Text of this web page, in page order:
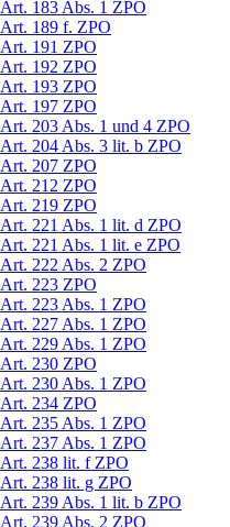
Art. 183 Abs. 1 ZPO
Art. 189 f. ZPO
Art. 191 ZPO
Art. 192 ZPO
Art. 193 ZPO
Art. 197 ZPO
Art. 203 Abs. 1 und 4 ZPO
Art. 204 Abs. 3 lit. b ZPO
Art. 207 ZPO
Art. 212 ZPO
Art. 219 ZPO
Art. 221 Abs. 1 lit. d ZPO
Art. 221 Abs. 1 lit. e ZPO
Art. 222 Abs. 2 ZPO
Art. 223 ZPO
Art. 223 Abs. 1 ZPO
Art. 227 Abs. 1 ZPO
Art. 229 Abs. 1 ZPO
Art. 230 ZPO
Art. 230 Abs. 1 ZPO
Art. 234 ZPO
Art. 235 Abs. 1 ZPO
Art. 237 Abs. 1 ZPO
Art. 238 lit. f ZPO
Art. 238 lit. g ZPO
Art. 239 Abs. 1 lit. b ZPO
Art. 239 Abs. 2 ZPO